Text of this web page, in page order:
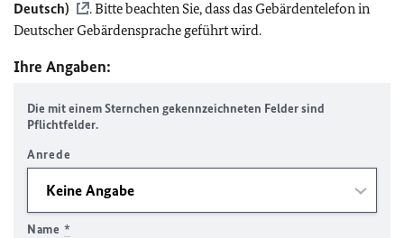
Deutsch)
. Bitte beachten Sie, dass das Gebärdentelefon in
Deutscher Gebärdensprache geführt wird.
Ihre Angaben:
Die mit einem Sternchen gekennzeichneten Felder sind
Pflichtfelder.
Anrede
Name *